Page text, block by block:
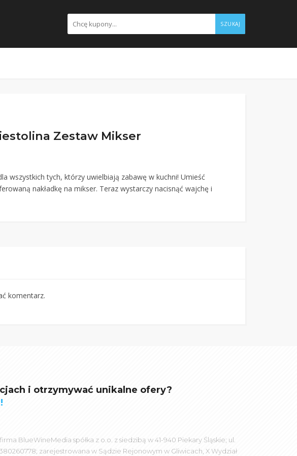
SZUKAJ
Zestaw Mikser
wszystkich tych, którzy uwielbiają zabawę w kuchni! Umieść
nakładkę na mikser. Teraz wystarczy nacisnąć wajchę i
komentarz.
i otrzymywać unikalne ofery?
BlueWineMedia spółka z o.o. z siedzibą w 41-940 Piekary Śląskie; ul.
zarejestrowana w Sądzie Rejonowym w Gliwicach, X Wydział